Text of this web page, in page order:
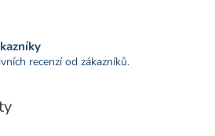
recenzí od zákazníků.